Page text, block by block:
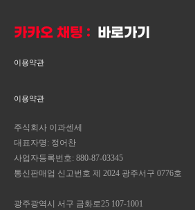
카카오 채팅 : 바로가기
이용약관
이용약관
주식회사 이과센세
대표자명: 정어찬
사업자등록번호: 880-87-03345
통신판매업 신고번호 제 2024 광주서구 0776호
광주광역시 서구 금화로25 107-1001